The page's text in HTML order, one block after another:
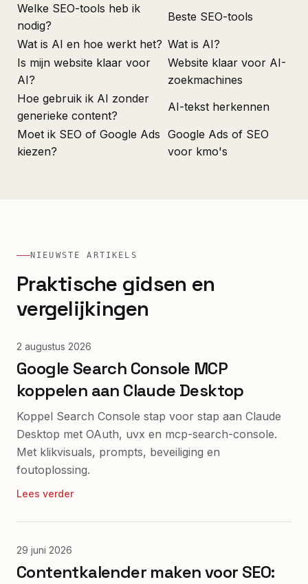
Welke SEO-tools heb ik
nodig?
Beste SEO-tools
Wat is AI en hoe werkt het? Wat is AI?
Is mijn website klaar voor
AI?
Website klaar voor AI-
zoekmachines
Hoe gebruik ik AI zonder
generieke content?
AI-tekst herkennen
Moet ik SEO of Google Ads
kiezen?
Google Ads of SEO
voor kmo's
NIEUWSTE ARTIKELS
Praktische gidsen en
vergelijkingen
2 augustus 2026
Google Search Console MCP
koppelen aan Claude Desktop
Koppel Search Console stap voor stap aan Claude
Desktop met OAuth, uvx en mcp-search-console.
Met klikvisuals, prompts, beveiliging en
foutoplossing.
Lees verder
29 juni 2026
Contentkalender maken voor SEO: